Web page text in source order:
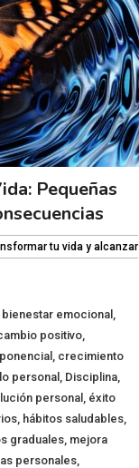
Pequeñas
tu vida y alcanzar
bienestar emocional
positivo
crecimiento
personal Disciplina
personal éxito
hábitos saludables
graduales mejora
personales